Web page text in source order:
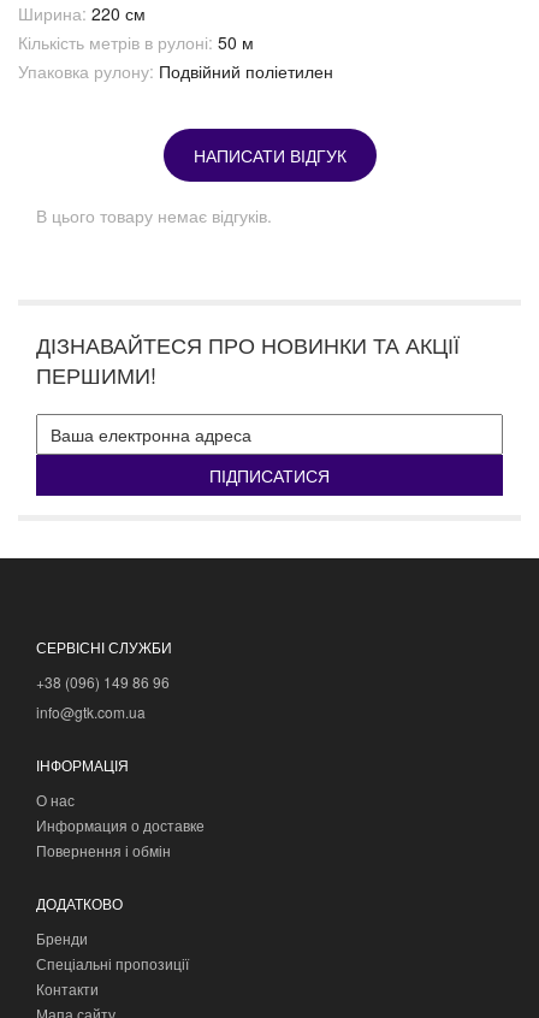
Ширина: 220 см
Кількість метрів в рулоні: 50 м
Упаковка рулону: Подвійний поліетилен
НАПИСАТИ ВІДГУК
В цього товару немає відгуків.
ДІЗНАВАЙТЕСЯ ПРО НОВИНКИ ТА АКЦІЇ
ПЕРШИМИ!
ПІДПИСАТИСЯ
СЕРВІСНІ СЛУЖБИ
+38 (096) 149 86 96
info@gtk.com.ua
ІНФОРМАЦІЯ
О нас
Информация о доставке
Повернення і обмін
ДОДАТКОВО
Бренди
Спеціальні пропозиції
Контакти